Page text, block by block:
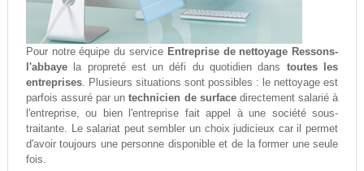
Pour notre équipe du service Entreprise de nettoyage Ressons-
l'abbayela propreté est un défi du quotidien dans toutes les
entreprises. Plusieurs situations sont possibles : le nettoyage est
parfois assuré par untechnicien de surfacedirectement salarié à
l'entreprise, ou bien l'entreprise fait appel à une société sous-
traitante. Le salariat peut sembler un choix judicieux car il permet
d'avoir toujours une personne disponible et de la former une seule
fois.